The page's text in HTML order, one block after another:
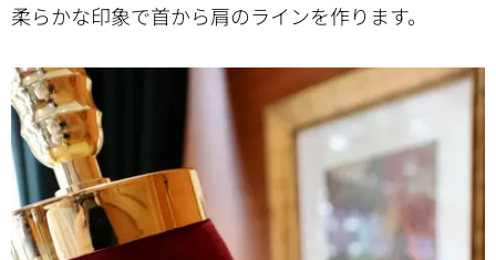
柔らかな印象で首から肩のラインを作ります。